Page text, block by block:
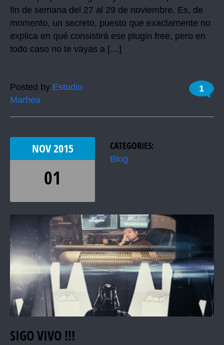
fin de semana del 27 al 29 de noviembre. Es, de
momento, un secreto, puesto que exactamente no
explica en qué consistirá ese plugin free, pero en
todo caso no te vayas a […]
Posted by Estudio
Marhea
1
NOV2015
01
CATEGORIES:
Blog
SIGO VIVO !!!